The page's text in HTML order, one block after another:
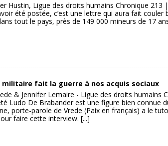
Hustin, Ligue des droits humains Chronique
été postée, c’est une lettre qui aura fait couler
tout le pays, près de 149 000 mineurs de 17
militaire fait la guerre à nos acquis sociaux
& Jennifer Lemaire - Ligue des droits humains
Ludo De Brabander est une figure bien connue
porte-parole de Vrede (Paix en français) a le
faire cette interview. [...]